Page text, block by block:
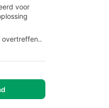
voor
overtreffen..